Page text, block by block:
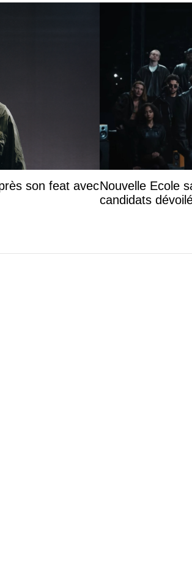
son feat avecNouvelle Ecole
candidats